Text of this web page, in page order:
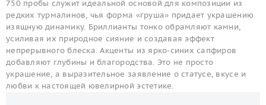
750 пробы служит идеальной основой для композиции из
редких турмалинов, чья форма «груша» придает украшению
изящную динамику. Бриллианты тонко обрамляют камни,
усиливая их природное сияние и создавая эффект
непрерывного блеска. Акценты из ярко-синих сапфиров
добавляют глубины и благородства. Это не просто
украшение, а выразительное заявление о статусе, вкусе и
любви к настоящей ювелирной эстетике.